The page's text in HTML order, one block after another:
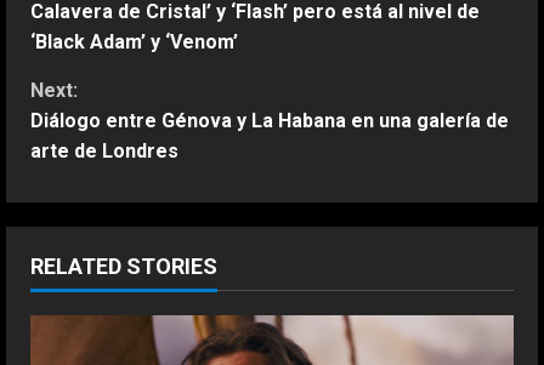
n
t
i
u
e
Calavera de Cristal’ y ‘Flash’ pero está al nivel de
‘Black Adam’ y ‘Venom’
Next:
Diálogo entre Génova y La Habana en una galería de
arte de Londres
RELATED STORIES